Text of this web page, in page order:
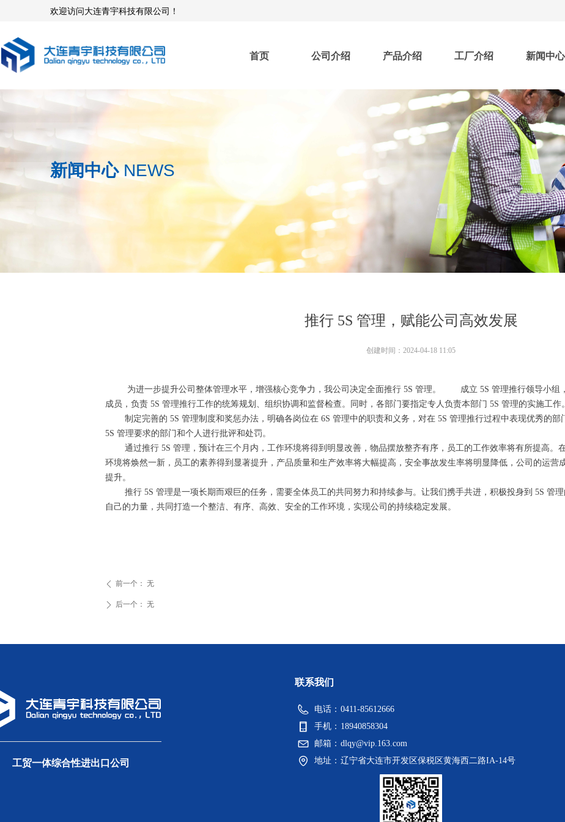
首页 公司介绍 产品介绍 工厂介绍 新闻中心
欢迎访问大连青宇科技有限公司！
推行 5S 管理，赋能公司高效发展
为进一步提升公司整体管理水平，增强核心竞争力，我公司决定全面推行 5S 管理。 成立 5S 管理推行领导小组
成员，负责 5S 管理推行工作的统筹规划、组织协调和监督检查。同时，各部门要指定专人负责本部门 5S 管理的实施
制定完善的 5S 管理制度和奖惩办法，明确各岗位在 6S 管理中的职责和义务，对在 5S 管理推行过程中表现优秀的部
5S 管理要求的部门和个人进行批评和处罚。
通过推行 5S 管理，预计在三个月内，工作环境将得到明显改善，物品摆放整齐有序，员工的工作效率将有所提高。
环境将焕然一新，员工的素养得到显著提升，产品质量和生产效率将大幅提高，安全事故发生率将明显降低，公司的运营
提升。​
推行 5S 管理是一项长期而艰巨的任务，需要全体员工的共同努力和持续参与。让我们携手共进，积极投身到 5S 管
自己的力量，共同打造一个整洁、有序、高效、安全的工作环境，实现公司的持续稳定发展。
创建时间： 2024-04-18 11:05
ꄴ 前一个： 无
ꄲ 后一个： 无
新闻中心NEWS
工贸一体综合性进出口公司
电话： 0411-85612666
手机： 18940858304
邮箱： dlqy@vip.163.com
地址： 辽宁省大连市开发区保税区黄海西二路IA-14号
联系我们